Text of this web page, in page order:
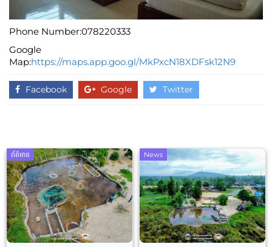
Phone Number:078220333
Google
Map:https://maps.app.goo.gl/MkPxcN18XDFsk12N9
Facebook Google Twitter
ព័ត៌មាន News